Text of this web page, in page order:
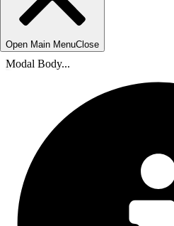
Open Main MenuClose
Modal Body...